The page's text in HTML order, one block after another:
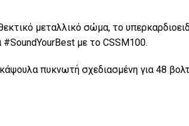
μεταλλικό σώμα, το
με το CSSM100.
πυκνωτή σχεδιασμένη για 48